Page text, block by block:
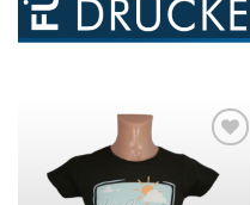
zur
Wunschliste
hinzufügen